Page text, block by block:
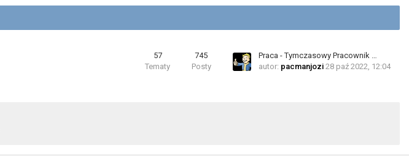
57
Tematy
745
Posty
Praca - Tymczasowy Pracownik …
autor: pacmanjozi 28 paź 2022, 12:04